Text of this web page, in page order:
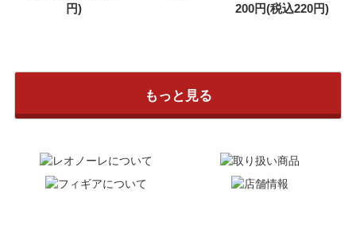
円)
200円(税込220円)
もっと見る